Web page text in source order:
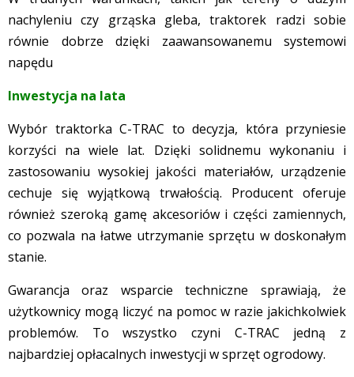
nachyleniu czy grząska gleba, traktorek radzi sobie
równie dobrze dzięki zaawansowanemu systemowi
napędu
Inwestycja na lata
Wybór traktorka C-TRAC to decyzja, która przyniesie
korzyści na wiele lat. Dzięki solidnemu wykonaniu i
zastosowaniu wysokiej jakości materiałów, urządzenie
cechuje się wyjątkową trwałością. Producent oferuje
również szeroką gamę akcesoriów i części zamiennych,
co pozwala na łatwe utrzymanie sprzętu w doskonałym
stanie.
Gwarancja oraz wsparcie techniczne sprawiają, że
użytkownicy mogą liczyć na pomoc w razie jakichkolwiek
problemów. To wszystko czyni C-TRAC jedną z
najbardziej opłacalnych inwestycji w sprzęt ogrodowy.